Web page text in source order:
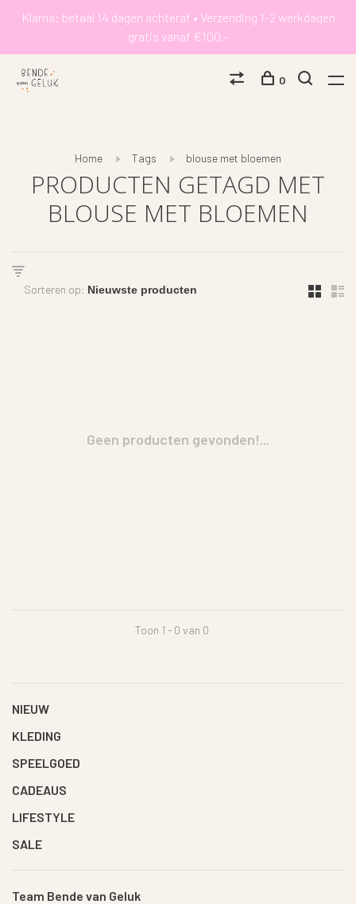
Klarna: betaal 14 dagen achteraf • Verzending 1-2 werkdagen
gratis vanaf €100,-
0
Home Tags blouse met bloemen
PRODUCTEN GETAGD MET
BLOUSE MET BLOEMEN
Sorteren op:
Geen producten gevonden!...
Toon 1 - 0 van 0
NIEUW
KLEDING
SPEELGOED
CADEAUS
LIFESTYLE
SALE
Team Bende van Geluk